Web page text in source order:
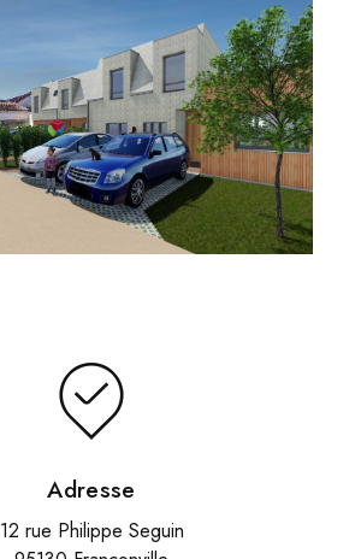
Adresse
12 rue Philippe Seguin